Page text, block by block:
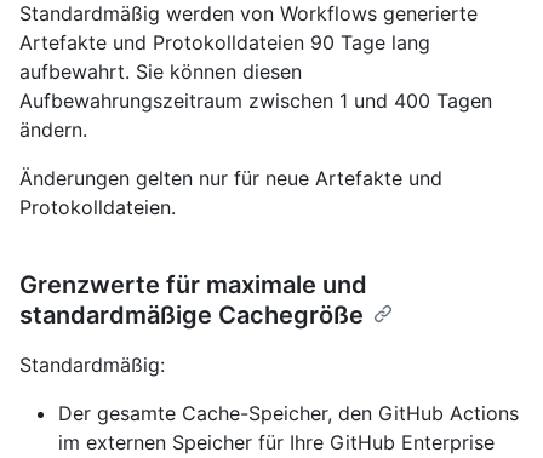
Standardmäßig werden von Workflows generierte
Artefakte und Protokolldateien 90 Tage lang
aufbewahrt. Sie können diesen
Aufbewahrungszeitraum zwischen 1 und 400 Tagen
ändern.
Änderungen gelten nur für neue Artefakte und
Protokolldateien.
Grenzwerte für maximale und
standardmäßige Cachegröße
Standardmäßig:
Der gesamte Cache-Speicher, den GitHub Actions
im externen Speicher für Ihre GitHub Enterprise